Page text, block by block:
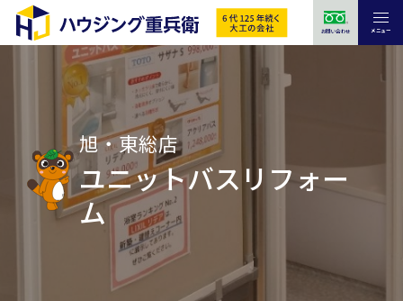
お問い合わせ メニュー
旭・東総店
ユニットバスリフォー
ム